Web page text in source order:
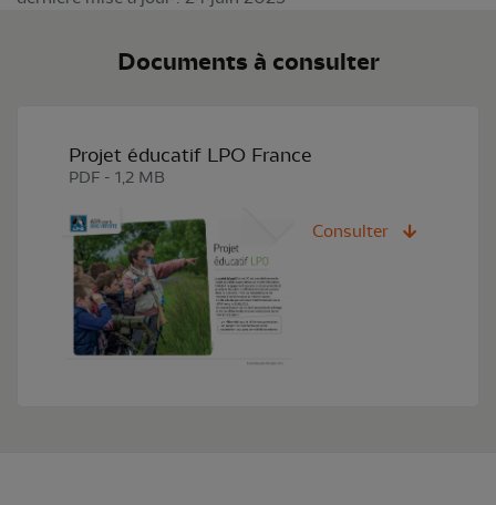
Documents à consulter
Projet éducatif LPO France
PDF - 1,2 MB
Consulter